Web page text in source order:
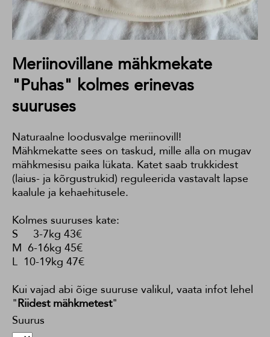
Meriinovillane mähkmekate
"Puhas" kolmes erinevas
suuruses
Naturaalne loodusvalge meriinovill!
Mähkmekatte sees on taskud, mille alla on mugav
mähkmesisu paika lükata. Katet saab trukkidest
(laius- ja kõrgustrukid) reguleerida vastavalt lapse
kaalule ja kehaehitusele.
Kolmes suuruses kate:
S 3-7kg 43€
M 6-16kg 45€
L 10-19kg 47€
Kui vajad abi õige suuruse valikul, vaata infot lehel
"Riidest mähkmetest"
Suurus